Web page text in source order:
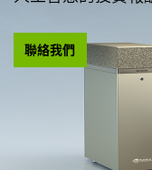
聯絡我們